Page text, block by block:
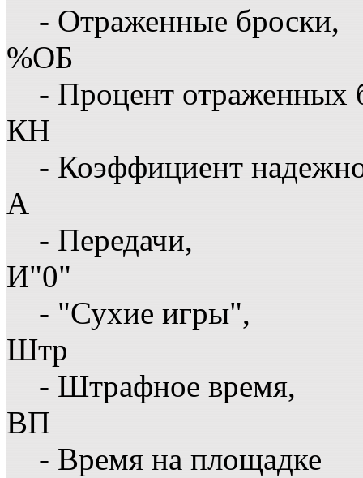
- Отраженные броски,
%ОБ
- Процент отраженных
КН
- Коэффициент
А
- Передачи,
И"0"
- "Сухие игры",
Штр
- Штрафное время,
ВП
- Время на площадке